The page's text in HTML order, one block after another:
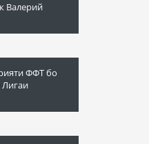
Валерий
ФФТ бо